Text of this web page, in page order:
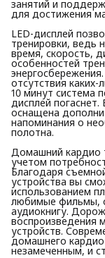
занятий и
для достижения
LED-дисплей
тренировки, ведь
время, скорость,
особенностей
отсутствия
10 минут система
дисплей
оснащена
напоминания о
полотна.
Домашний кардио
учетом
Благодаря
устройства вы
использованием
любимые фильмы,
аудиокнигу.
воспроизведения
устройств.
домашнего
незамеченным, и